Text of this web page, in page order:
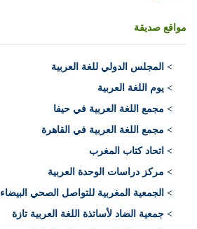
مواقع صديقة
> المجلس الدولي للغة العربية
> يوم اللغة العربية
> مجمع اللغة العربية في حيفا
> مجمع اللغة العربية في القاهرة
> اتحاد كتاب المغرب
> مركز دراسات الوحدة العربية
> الجمعية المغربية للتواصل الصحي البيضاء
> جمعية الضاد لأساتذة اللغة العربية تازة